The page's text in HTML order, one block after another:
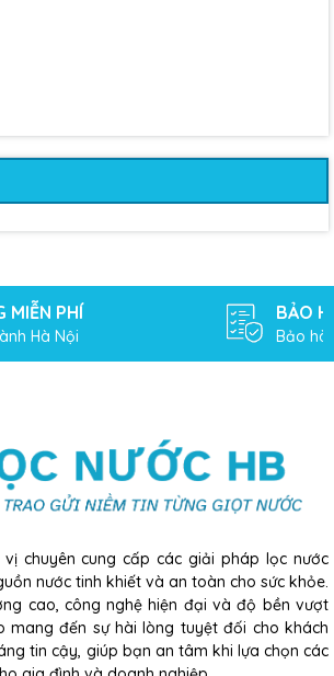
MIỄN PHÍ
Hà Nội
BẢO
Bảo
chuyên cung cấp các giải pháp lọc nước
nước tinh khiết và an toàn cho sức khỏe.
cao, công nghệ hiện đại và độ bền vượt
mang đến sự hài lòng tuyệt đối cho khách
tin cậy, giúp bạn an tâm khi lựa chọn các